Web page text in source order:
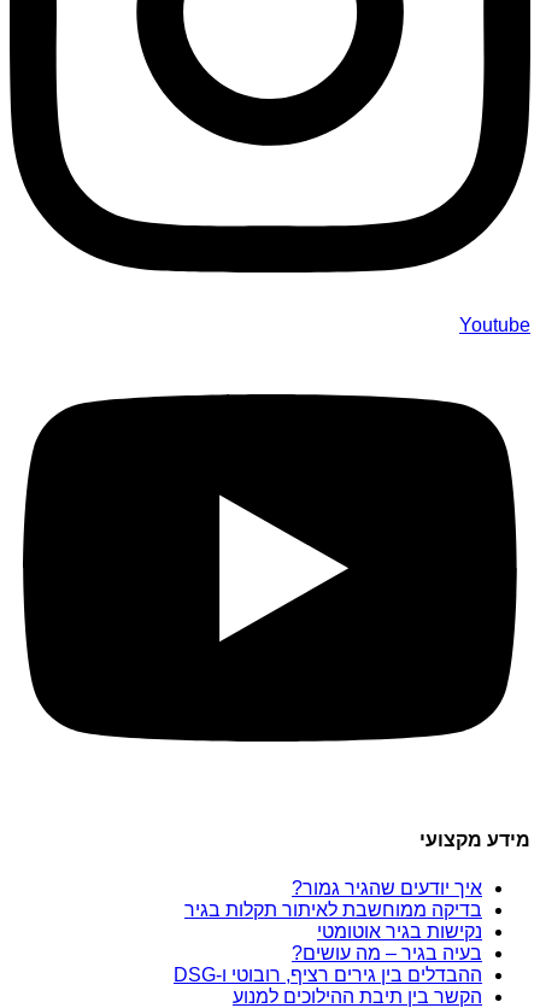
Youtube
מידע מקצועי
איך יודעים שהגיר גמור?
בדיקה ממוחשבת לאיתור תקלות בגיר
נקישות בגיר אוטומטי
בעיה בגיר – מה עושים?
ההבדלים בין גירים רציף, רובוטי ו-DSG
הקשר בין תיבת ההילוכים למנוע